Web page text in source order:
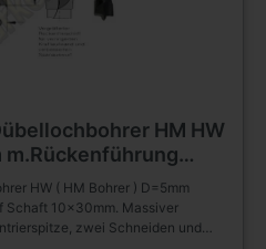
HM HW
HW ( HM Bohrer ) D=5mm
Schaft 10x30mm. Massiver
zwei Schneiden und